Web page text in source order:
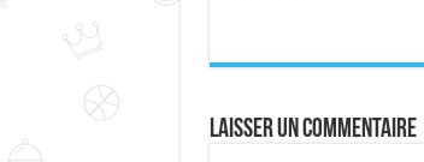
Laisser un commentaire